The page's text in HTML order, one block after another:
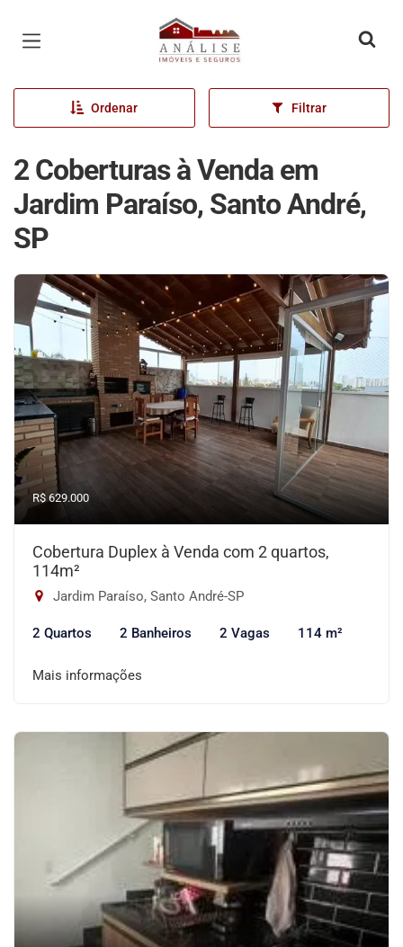
Página inicial
Ordenar Filtrar
2 Coberturas à Venda em
Jardim Paraíso, Santo André,
SP
R$ 629.000
Cobertura Duplex à Venda com 2 quartos,
114m²
Jardim Paraíso, Santo André-SP
2 Quartos 2 Banheiros 2 Vagas 114 m²
Mais informações